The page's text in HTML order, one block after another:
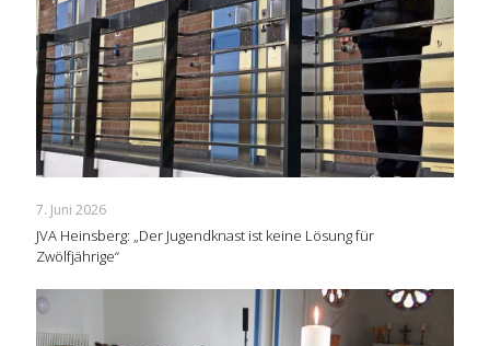
7. Juni 2026
JVA Heinsberg: „Der Jugendknast ist keine Lösung für
Zwölfjährige“